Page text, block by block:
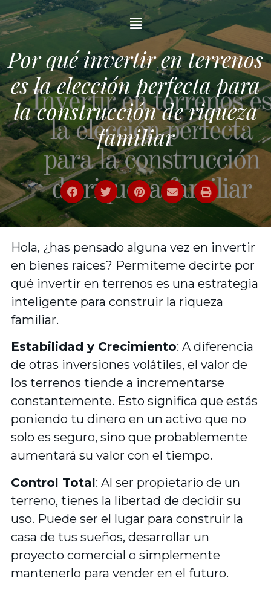
Por qué invertir en terrenos
es la elección perfecta para
la construcción de riqueza
familiar
Hola, ¿has pensado alguna vez en invertir
en bienes raíces? Permiteme decirte por
qué invertir en terrenos es una estrategia
inteligente para construir la riqueza
familiar.
Estabilidad y Crecimiento: A diferencia
de otras inversiones volátiles, el valor de
los terrenos tiende a incrementarse
constantemente. Esto significa que estás
poniendo tu dinero en un activo que no
solo es seguro, sino que probablemente
aumentará su valor con el tiempo.
Control Total: Al ser propietario de un
terreno, tienes la libertad de decidir su
uso. Puede ser el lugar para construir la
casa de tus sueños, desarrollar un
proyecto comercial o simplemente
mantenerlo para vender en el futuro.